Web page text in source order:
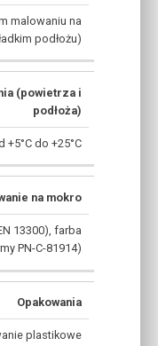
malowaniu na
podłożu)
(powietrza i
podłoża)
+5°C do +25°C
na mokro
13300), farba
PN-C-81914)
Opakowania
plastikowe